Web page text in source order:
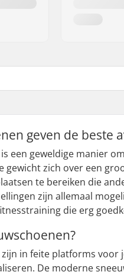
geven de beste
een geweldige manier
gewicht zich over een
te bereiken die
zijn allemaal
die erg
in feite platforms
De moderne